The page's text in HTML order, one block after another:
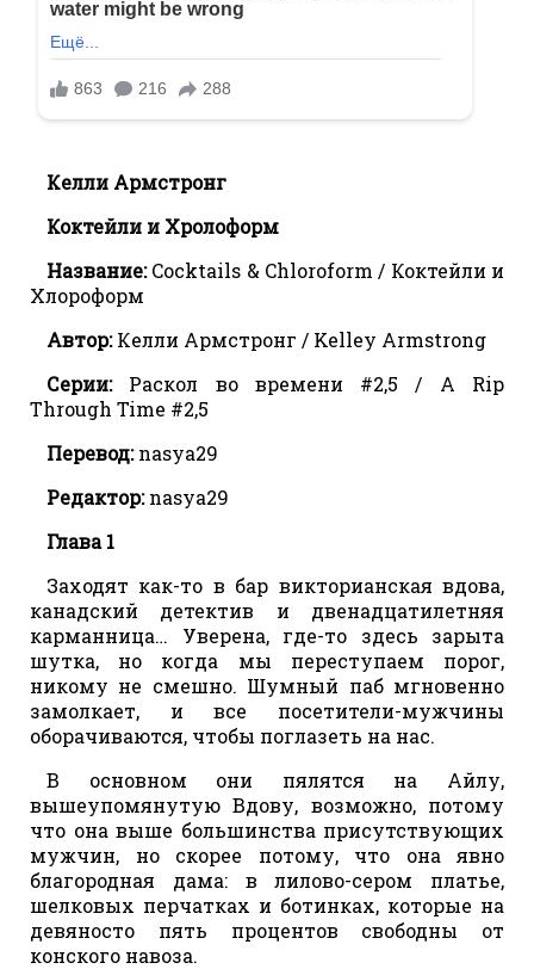
Келли Армстронг
Коктейли и Хролоформ
Название:Cocktails & Chloroform / Коктейли и
Хлороформ
Автор:Келли Армстронг / Kelley Armstrong
Серии: Раскол во времени #2,5 / A Rip
Through Time #2,5
Перевод:nasya29
Редактор:nasya29
Глава 1
Заходят как-то в бар викторианская вдова,
канадский детектив и двенадцатилетняя
карманница… Уверена, где-то здесь зарыта
шутка, но когда мы переступаем порог,
никому не смешно. Шумный паб мгновенно
замолкает, и все посетители-мужчины
оборачиваются, чтобы поглазеть на нас.
В основном они пялятся на Айлу,
вышеупомянутую Вдову, возможно, потому
что она выше большинства присутствующих
мужчин, но скорее потому, что она явно
благородная дама: в лилово-сером платье,
шелковых перчатках и ботинках, которые на
девяносто пять процентов свободны от
конского навоза.